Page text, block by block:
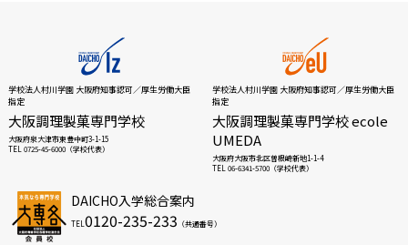
学校法人村川学園 大阪府知事認可／厚生労働大臣
指定
大阪調理製菓専門学校
大阪府泉大津市東豊中町3-1-15
TEL 0725-45-6000（学校代表）
学校法人村川学園 大阪府知事認可／厚生労働大臣
指定
大阪調理製菓専門学校 ecole
UMEDA
大阪府大阪市北区曽根崎新地1-1-4
TEL 06-6341-5700（学校代表）
DAICHO入学総合案内
TEL0120-235-233 （共通番号）